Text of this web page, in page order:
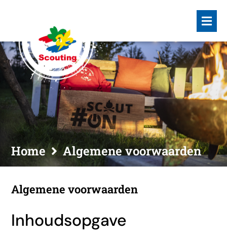
Home Algemene voorwaarden
Algemene voorwaarden
Inhoudsopgave